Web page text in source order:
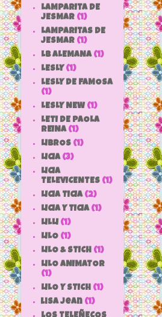
LAMPARITA DE
JESMAR (1)
LAMPARITAS DE
JESMAR (1)
LB ALEMANA (1)
LESLY (1)
LESLY DE FAMOSA
(1)
LESLY NEW (1)
LETI DE PAOLA
REINA (1)
LIBROS (1)
LICIA (3)
LICIA
TELEVICENTES (1)
LICIA TICIA (2)
LICIA Y TICIA (1)
LILLI (1)
LILO (1)
LILO & STICH (1)
LILO ANIMATOR
(1)
LILO Y STICH (1)
lisa jean (1)